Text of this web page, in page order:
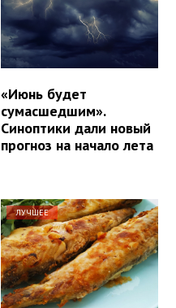
«Июнь будет
сумасшедшим».
Синоптики дали новый
прогноз на начало лета
ЛУЧШЕЕ